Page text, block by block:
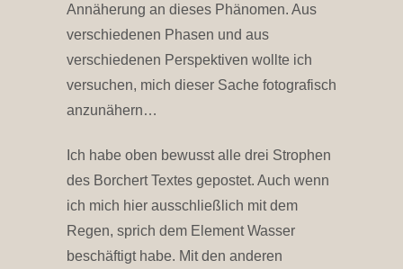
Annäherung an dieses Phänomen. Aus
verschiedenen Phasen und aus
verschiedenen Perspektiven wollte ich
versuchen, mich dieser Sache fotografisch
anzunähern…
Ich habe oben bewusst alle drei Strophen
des Borchert Textes gepostet. Auch wenn
ich mich hier ausschließlich mit dem
Regen, sprich dem Element Wasser
beschäftigt habe. Mit den anderen